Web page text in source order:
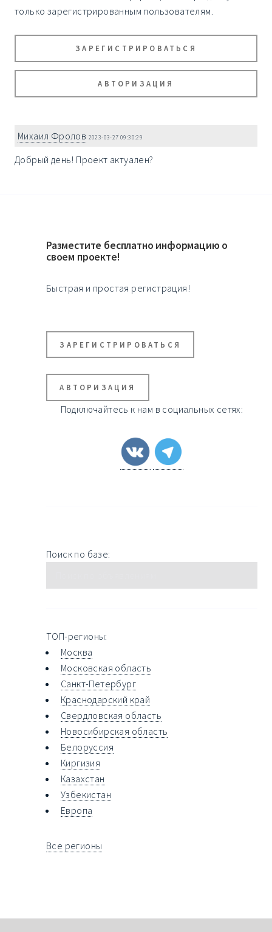
только зарегистрированным пользователям.
ЗАРЕГИСТРИРОВАТЬСЯ
АВТОРИЗАЦИЯ
Михаил Фролов 2023-03-27 09:30:29
Добрый день! Проект актуален?
Разместите бесплатно информацию о
своем проекте!
Быстрая и простая регистрация!
ЗАРЕГИСТРИРОВАТЬСЯ
АВТОРИЗАЦИЯ
Подключайтесь к нам в социальных сетях:
Поиск по базе:
ТОП-регионы:
Москва
Московская область
Санкт-Петербург
Краснодарский край
Свердловская область
Новосибирская область
Белоруссия
Киргизия
Казахстан
Узбекистан
Европа
Все регионы